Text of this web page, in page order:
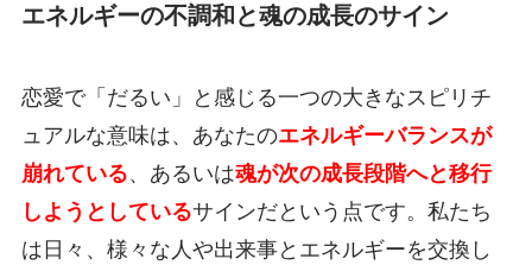
エネルギーの不調和と魂の成長のサイン
恋愛で「だるい」と感じる一つの大きなスピリチ
ュアルな意味は、あなたのエネルギーバランスが
崩れている、あるいは魂が次の成長段階へと移行
しようとしているサインだという点です。私たち
は日々、様々な人や出来事とエネルギーを交換し